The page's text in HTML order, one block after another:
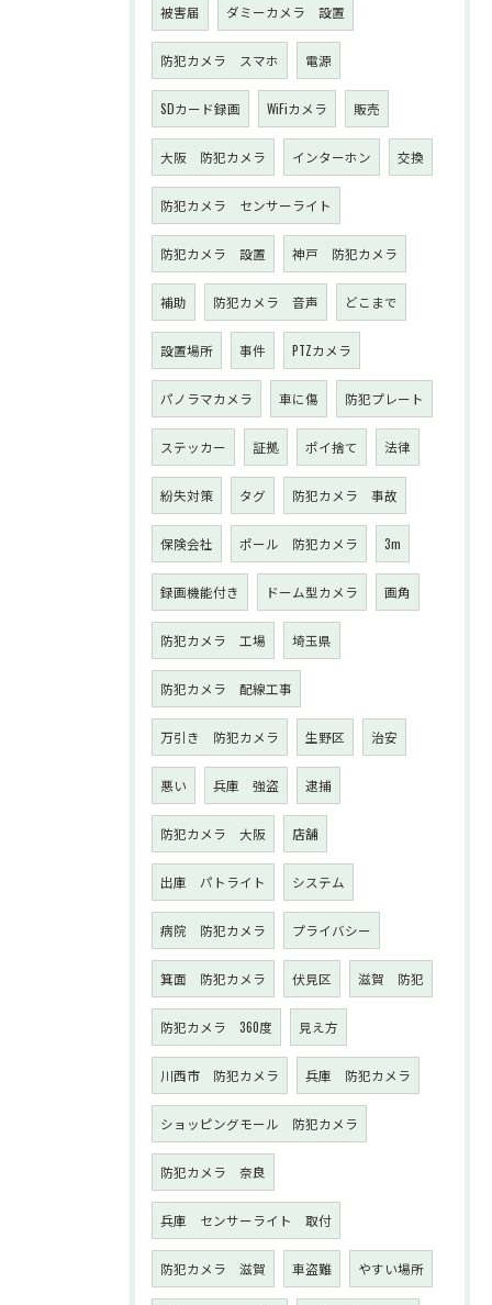
被害届 ダミーカメラ 設置
防犯カメラ スマホ 電源
SDカード録画 WiFiカメラ 販売
大阪 防犯カメラ インターホン 交換
防犯カメラ センサーライト
防犯カメラ 設置 神戸 防犯カメラ
補助 防犯カメラ 音声 どこまで
設置場所 事件 PTZカメラ
パノラマカメラ 車に傷 防犯プレート
ステッカー 証拠 ポイ捨て 法律
紛失対策 タグ 防犯カメラ 事故
保険会社 ポール 防犯カメラ 3m
録画機能付き ドーム型カメラ 画角
防犯カメラ 工場 埼玉県
防犯カメラ 配線工事
万引き 防犯カメラ 生野区 治安
悪い 兵庫 強盗 逮捕
防犯カメラ 大阪 店舗
出庫 パトライト システム
病院 防犯カメラ プライバシー
箕面 防犯カメラ 伏見区 滋賀 防犯
防犯カメラ 360度 見え方
川西市 防犯カメラ 兵庫 防犯カメラ
ショッピングモール 防犯カメラ
防犯カメラ 奈良
兵庫 センサーライト 取付
防犯カメラ 滋賀 車盗難 やすい場所